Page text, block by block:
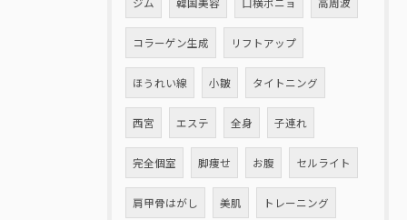
コラーゲン生成 リフトアップ
ほうれい線 小皺 タイトニング
西宮 エステ 全身 子連れ
完全個室 脚痩せ お腹 セルライト
肩甲骨はがし 美肌 トレーニング